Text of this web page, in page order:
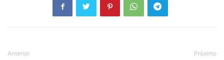
Anterior Próximo